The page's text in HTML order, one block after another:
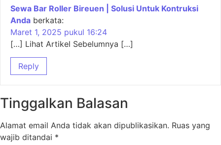
Sewa Bar Roller Bireuen | Solusi Untuk Kontruksi
Anda berkata:
Maret 1, 2025 pukul 16:24
[…] Lihat Artikel Sebelumnya […]
Reply
Tinggalkan Balasan
Alamat email Anda tidak akan dipublikasikan. Ruas yang
wajib ditandai *